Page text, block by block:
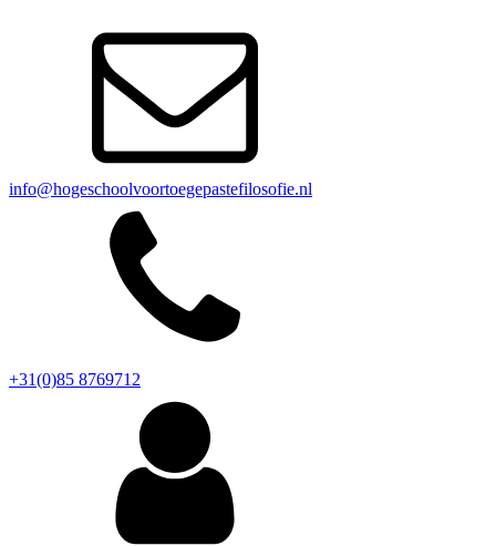
info@hogeschoolvoortoegepastefilosofie.nl
+31(0)85 8769712